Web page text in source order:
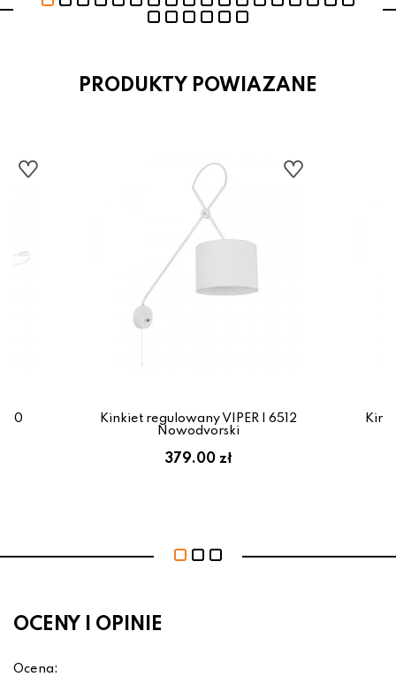
PRODUKTY POWIAZANE
Kinkiet regulowany VIPER I 6512
Nowodvorski
379.00 zł
OCENY I OPINIE
Ocena: